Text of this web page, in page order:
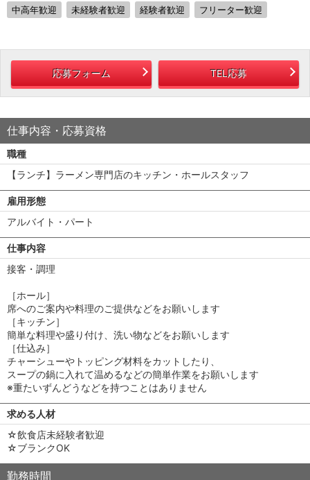
中高年歓迎
未経験者歓迎 経験者歓迎 フリーター歓迎
応募フォーム TEL応募
仕事内容・応募資格
職種
【ランチ】ラーメン専門店のキッチン・ホールスタッフ
雇用形態
アルバイト・パート
仕事内容
接客・調理
［ホール］
席へのご案内や料理のご提供などをお願いします
［キッチン］
簡単な料理や盛り付け、洗い物などをお願いします
［仕込み］
チャーシューやトッピング材料をカットしたり、
スープの鍋に入れて温めるなどの簡単作業をお願いします
※重たいずんどうなどを持つことはありません
求める人材
☆飲食店未経験者歓迎
☆ブランクOK
勤務時間